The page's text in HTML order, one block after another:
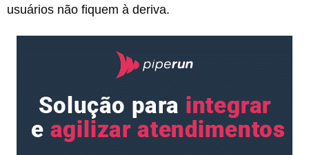
usuários não fiquem à deriva.